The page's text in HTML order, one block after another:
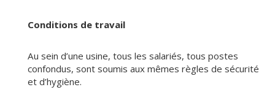
Conditions de travail
Au sein d’une usine, tous les salariés, tous postes
confondus, sont soumis aux mêmes règles de sécurité
et d’hygiène.